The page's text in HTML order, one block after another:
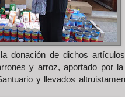
donación de dichos
y arroz, aportado por
y llevados